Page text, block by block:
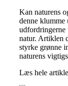
Kan naturens
denne klumme
natur. Artiklen
styrke grønne
naturens
Læs hele